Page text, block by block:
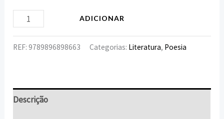
ADICIONAR
REF:9789896898663 Categorias: Literatura, Poesia
Descrição